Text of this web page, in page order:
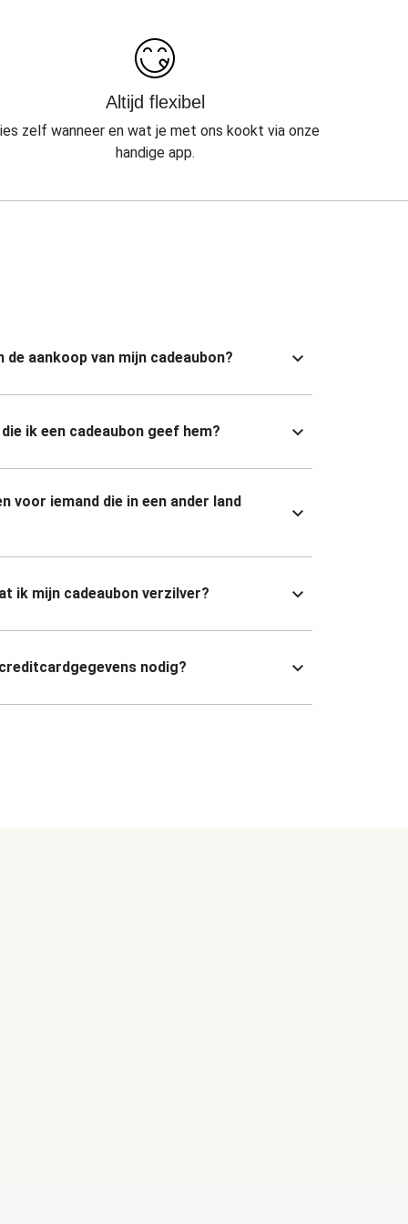
Altijd flexibel
zelf wanneer en wat je met ons kookt via onze
handige app.
aankoop van mijn cadeaubon?
ik een cadeaubon geef hem?
voor iemand die in een ander land
ik mijn cadeaubon verzilver?
nodig?